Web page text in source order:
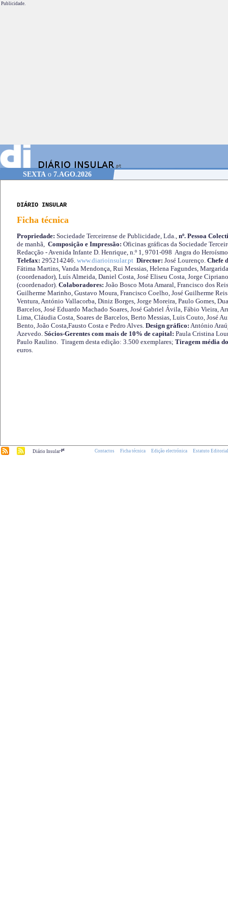
Publicidade.
SEXTA o 7.AGO.2026
DIÁRIO INSULAR
Ficha técnica
Propriedade: Sociedade Terceirense de Publicidade, Lda., nº. Pessoa
de manhã, Composição e Impressão: Oficinas gráficas da Sociedade
Redacção - Avenida Infante D. Henrique, n.º 1, 9701-098 Angra do
Telefax: 295214246. www.diarioinsular.pt Director: José Lourenço. Chefe
Fátima Martins, Vanda Mendonça, Rui Messias, Helena Fagundes,
(coordenador), Luís Almeida, Daniel Costa, José Eliseu Costa, Jorge
(coordenador). Colaboradores: João Bosco Mota Amaral, Francisco dos
Guilherme Marinho, Gustavo Moura, Francisco Coelho, José Guilherme
Ventura, António Vallacorba, Diniz Borges, Jorge Moreira, Paulo Gomes,
Barcelos, José Eduardo Machado Soares, José Gabriel Ávila, Fábio Vieira,
Lima, Cláudia Costa, Soares de Barcelos, Berto Messias, Luis Couto, José
Bento, João Costa,Fausto Costa e Pedro Alves. Design gráfico: António
Azevedo. Sócios-Gerentes com mais de 10% de capital: Paula Cristina
Paulo Raulino. Tiragem desta edição: 3.500 exemplares; Tiragem média
euros.
Diário Insular.pt Contactos Ficha técnica Edição electrónica Estatuto Editorial